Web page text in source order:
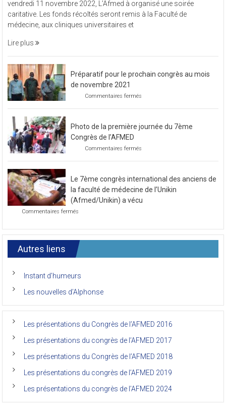
à
organisé
une
vendredi 11 novembre 2022, L’Afmed à organisé une soirée
caritative. Les fonds récoltés seront remis à la Faculté de
médecine, aux cliniques universitaires et
Lire plus
Préparatif pour le prochain congrès au mois
de novembre 2021
Commentaires fermés
prochain
de
2021
Photo de la première journée du 7ème
Congrès de l’AFMED
Commentaires fermés
première
journée
7ème
l’AFMED
Le 7ème congrès international des anciens de
la faculté de médecine de l’Unikin
(Afmed/Unikin) a vécu
Commentaires fermés
congrès
international
anciens
la
de
de
(Afmed/Unikin)
vécu
Autres liens
Instant d’humeurs
Les nouvelles d’Alphonse
Les présentations du Congrès de l’AFMED 2016
Les présentations du congrès de l’AFMED 2017
Les présentations du Congrès de l’AFMED 2018
Les présentations du congrès de l’AFMED 2019
Les présentations du congrès de l’AFMED 2024